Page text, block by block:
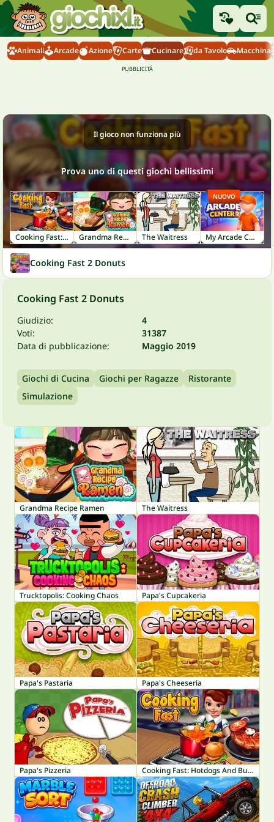
Animali Arcade Azione Carte Cucinare da Tavolo Macchina
Il gioco non funziona più
Prova uno di questi giochi bellissimi
Cooking Fast: Hotdogs And Burgers Craze Grandma Recipe Ramen The Waitress My Arcade Center 2
NUOVO
Cooking Fast 2 Donuts
Cooking Fast 2 Donuts
Giudizio:
4
Voti:
31387
Data di pubblicazione:
Maggio 2019
Giochi di Cucina Giochi per Ragazze
Ristorante
Simulazione
Grandma Recipe Ramen The Waitress
Trucktopolis: Cooking Chaos Papa's Cupcakeria
Papa's Pastaria Papa's Cheeseria
Papa's Pizzeria Cooking Fast: Hotdogs And Burgers Craze